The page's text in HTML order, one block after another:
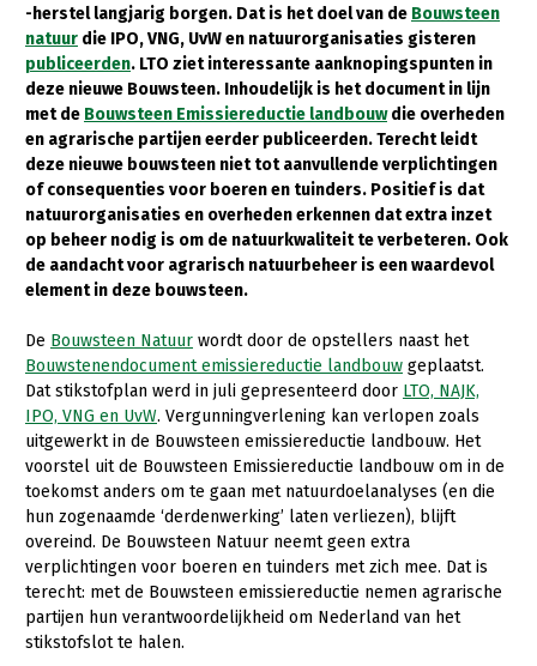
Thema’s
Gezonde planten
Gezonde dieren
Natuur, klimaat en energie
Bodem en water
Platteland en omgeving
Mens, ondernemerschap en onderwijs
Internationaal
Sectoren
Dier
Biologische Landbouw
Geitenhouderij
Kalverhouderij
Konijnenhouderij
Melkveehouderij
Plant
Akkerbouw
Biologische Landbouw
Bollenteelt
Bomen, vaste planten en zomerbloemen
Multifunctionele landbouw
Multifunctioneel
Vrouw en Bedrijf
Onderwerpen
Nieuws
-herstel langjarig borgen. Dat is het doel van de Bouwsteen
natuur die IPO, VNG, UvW en natuurorganisaties gisteren
publiceerden. LTO ziet interessante aanknopingspunten in
deze nieuwe Bouwsteen. Inhoudelijk is het document in lijn
met de Bouwsteen Emissiereductie landbouwdie overheden
en agrarische partijen eerder publiceerden. Terecht leidt
deze nieuwe bouwsteen niet tot aanvullende verplichtingen
of consequenties voor boeren en tuinders. Positief is dat
natuurorganisaties en overheden erkennen dat extra inzet
op beheer nodig is om de natuurkwaliteit te verbeteren. Ook
de aandacht voor agrarisch natuurbeheer is een waardevol
element in deze bouwsteen.
De Bouwsteen Natuur wordt door de opstellers naast het
Bouwstenendocument emissiereductie landbouw geplaatst.
Dat stikstofplan werd in juli gepresenteerd door LTO, NAJK,
IPO, VNG en UvW. Vergunningverlening kan verlopen zoals
uitgewerkt in de Bouwsteen emissiereductie landbouw. Het
voorstel uit de Bouwsteen Emissiereductie landbouw om in de
toekomst anders om te gaan met natuurdoelanalyses (en die
hun zogenaamde ‘derdenwerking’ laten verliezen), blijft
overeind. De Bouwsteen Natuur neemt geen extra
verplichtingen voor boeren en tuinders met zich mee. Dat is
terecht: met de Bouwsteen emissiereductie nemen agrarische
partijen hun verantwoordelijkheid om Nederland van het
stikstofslot te halen.